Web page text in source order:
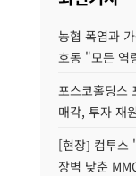
농협 폭염과
호동 "모든 역
포스코홀딩스
매각, 투자 재
[현장] 컴투스
장벽 낮춘